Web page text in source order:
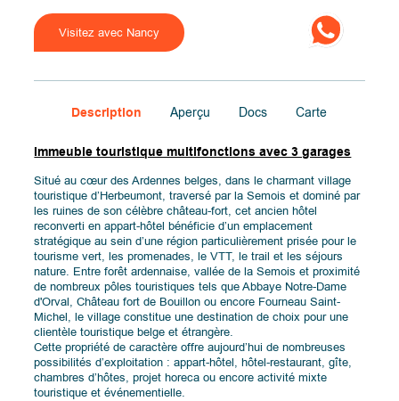
Visitez avec Nancy
Description Aperçu Docs Carte
Immeuble touristique multifonctions avec 3 garages
Situé au cœur des Ardennes belges, dans le charmant village
touristique d’Herbeumont, traversé par la Semois et dominé par
les ruines de son célèbre château-fort, cet ancien hôtel
reconverti en appart-hôtel bénéficie d’un emplacement
stratégique au sein d’une région particulièrement prisée pour le
tourisme vert, les promenades, le VTT, le trail et les séjours
nature. Entre forêt ardennaise, vallée de la Semois et proximité
de nombreux pôles touristiques tels que Abbaye Notre-Dame
d'Orval, Château fort de Bouillon ou encore Fourneau Saint-
Michel, le village constitue une destination de choix pour une
clientèle touristique belge et étrangère.
Cette propriété de caractère offre aujourd’hui de nombreuses
possibilités d’exploitation : appart-hôtel, hôtel-restaurant, gîte,
chambres d’hôtes, projet horeca ou encore activité mixte
touristique et événementielle.